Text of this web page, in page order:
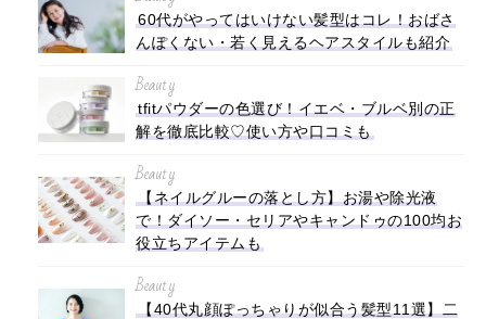
60代がやってはいけない髪型はコレ！おばさ
んぽくない・若く見えるヘアスタイルも紹介
Beauty
tfitパウダーの色選び！イエベ・ブルベ別の正
解を徹底比較♡使い方や口コミも
Beauty
【ネイルグルーの落とし方】お湯や除光液
で！ダイソー・セリアやキャンドゥの100均お
役立ちアイテムも
Beauty
【40代丸顔ぽっちゃりが似合う髪型11選】二